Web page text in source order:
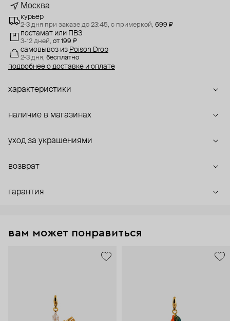
Москва
курьер
2-3 дня при заказе до 23:45, с примеркой, 699 ₽
постамат или ПВЗ
3-12 дней, от 199 ₽
самовывоз из Poison Drop
2-3 дня, бесплатно
подробнее о доставке и оплате
характеристики
наличие в магазинах
уход за украшениями
возврат
гарантия
вам может понравиться